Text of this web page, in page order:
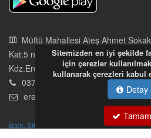
Künye - iletişim
Müftü Mahallesi Ateş Ahmet
Kat:5 no:2
03723121008
Sitemizden en iyi şekilde
için çerezler
kullanarak çerezleri kabul
Detay
Tamam